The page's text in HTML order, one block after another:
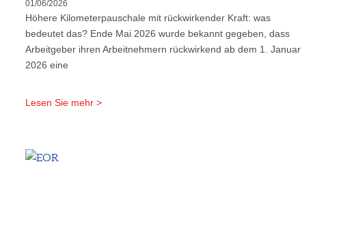
01/06/2026
Höhere Kilometerpauschale mit rückwirkender Kraft: was
bedeutet das? Ende Mai 2026 wurde bekannt gegeben, dass
Arbeitgeber ihren Arbeitnehmern rückwirkend ab dem 1. Januar
2026 eine
Lesen Sie mehr >